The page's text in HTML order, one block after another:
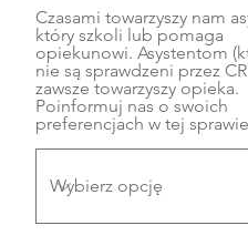
Czasami towarzyszy nam
który szkoli lub pomaga
opiekunowi. Asystentom
nie są sprawdzeni przez
zawsze towarzyszy opieka.
Poinformuj nas o swoich
preferencjach w tej sprawie